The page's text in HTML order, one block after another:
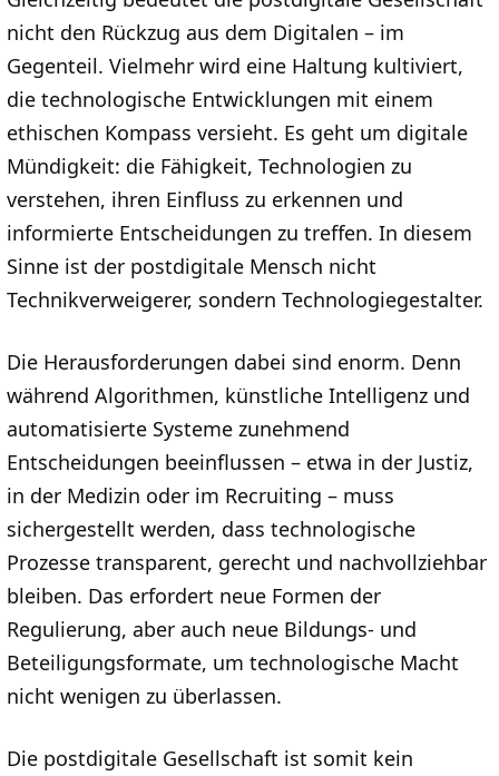
nicht den Rückzug aus dem Digitalen – im
Gegenteil. Vielmehr wird eine Haltung kultiviert,
die technologische Entwicklungen mit einem
ethischen Kompass versieht. Es geht um digitale
Mündigkeit: die Fähigkeit, Technologien zu
verstehen, ihren Einfluss zu erkennen und
informierte Entscheidungen zu treffen. In diesem
Sinne ist der postdigitale Mensch nicht
Technikverweigerer, sondern Technologiegestalter.
Die Herausforderungen dabei sind enorm. Denn
während Algorithmen, künstliche Intelligenz und
automatisierte Systeme zunehmend
Entscheidungen beeinflussen – etwa in der Justiz,
in der Medizin oder im Recruiting – muss
sichergestellt werden, dass technologische
Prozesse transparent, gerecht und nachvollziehbar
bleiben. Das erfordert neue Formen der
Regulierung, aber auch neue Bildungs- und
Beteiligungsformate, um technologische Macht
nicht wenigen zu überlassen.
Die postdigitale Gesellschaft ist somit kein